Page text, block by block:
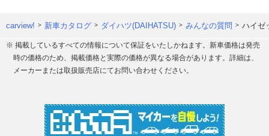
carview! 新車カタログ ダイハツ(DAIHATSU) みんなの質問 ハイゼ
※ 掲載しているすべての情報について保証をいたしかねます。新車価格は発売
時の価格のため、掲載価格と実際の価格が異なる場合があります。詳細は、
メーカーまたは取扱販売店にてお問い合わせください。